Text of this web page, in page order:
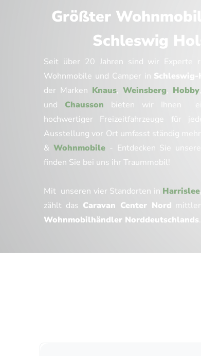
Größter
Schleswig
Seit über 20 Jahren sind wir Experte
Wohnmobile und Camper in Schleswig-
der Marken Knaus, Weinsberg, Hobby
und Chausson bieten wir Ihnen
hochwertiger Freizeitfahrzeuge für
Ausstellung vor Ort umfasst ständig
& Wohnmobile - Entdecken Sie
finden Sie bei uns ihr Traummobil!
Mit unseren vier Standorten in Harrislee,
zählt das Caravan Center Nord
Wohnmobilhändler Norddeutschlands.